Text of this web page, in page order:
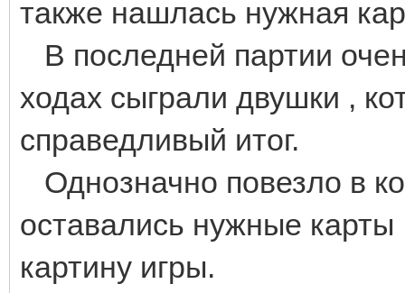
также нашлась нужная
В последней партии
ходах сыграли двушки ,
справедливый итог.
Однозначно повезло в
оставались нужные
картину игры.